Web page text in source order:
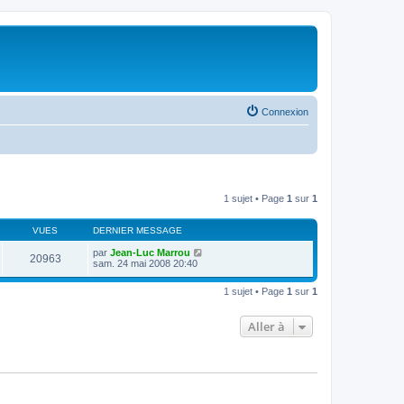
Connexion
1 sujet • Page 1 sur 1
VUES DERNIER MESSAGE
20963 par Jean-Luc Marrou
sam. 24 mai 2008 20:40
1 sujet • Page 1 sur 1
Aller à